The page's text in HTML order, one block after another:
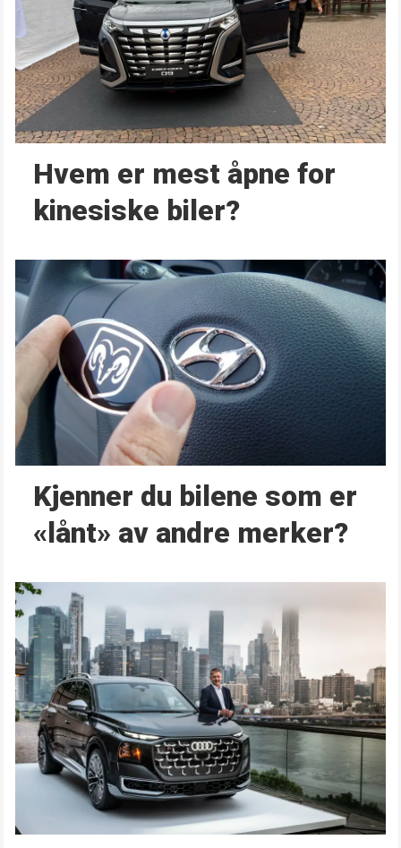
Hvem er mest åpne for
kinesiske biler?
Kjenner du bilene som er
«lånt» av andre merker?